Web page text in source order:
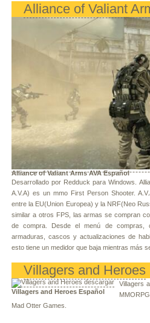
Alliance of Valiant
Alliance of Valiant Arms AVA Español
Desarrollado por Redduck para Windows.
A.V.A) es un mmo First Person Shooter.
entre la EU(Union Europea) y la NRF(Neo
similar a otros FPS, las armas se compran
de compra. Desde el menú de compras,
armaduras, cascos y actualizaciones de
esto tiene un medidor que baja mientras más
Villagers and Heroes
Villagers and Heroes Español
Villagers
Mad Otter Games.